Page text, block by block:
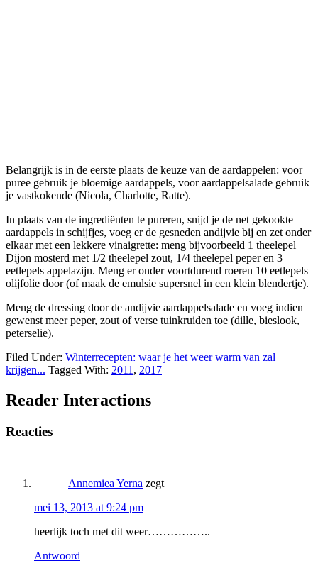
Belangrijk is in de eerste plaats de keuze van de aardappelen: voor
puree gebruik je bloemige aardappels, voor aardappelsalade gebruik
je vastkokende (Nicola, Charlotte, Ratte).
In plaats van de ingrediënten te pureren, snijd je de net gekookte
aardappels in schijfjes, voeg er de gesneden andijvie bij en zet onder
elkaar met een lekkere vinaigrette: meng bijvoorbeeld 1 theelepel
Dijon mosterd met 1/2 theelepel zout, 1/4 theelepel peper en 3
eetlepels appelazijn. Meng er onder voortdurend roeren 10 eetlepels
olijfolie door (of maak de emulsie supersnel in een klein blendertje).
Meng de dressing door de andijvie aardappelsalade en voeg indien
gewenst meer peper, zout of verse tuinkruiden toe (dille, bieslook,
peterselie).
Filed Under: Winterrecepten: waar je het weer warm van zal
krijgen... Tagged With: 2011 , 2017
Reader Interactions
Reacties
Annemiea Yerna zegt
mei 13, 2013 at 9:24 pm
heerlijk toch met dit weer……………..
Antwoord